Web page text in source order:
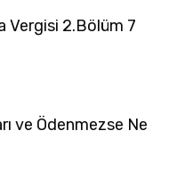
Vergisi 2.Bölüm 7
ve Ödenmezse Ne